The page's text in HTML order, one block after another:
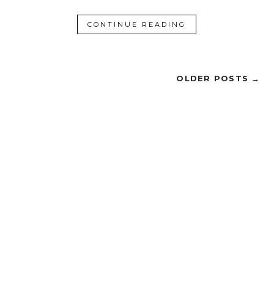
CONTINUE READING
OLDER POSTS →